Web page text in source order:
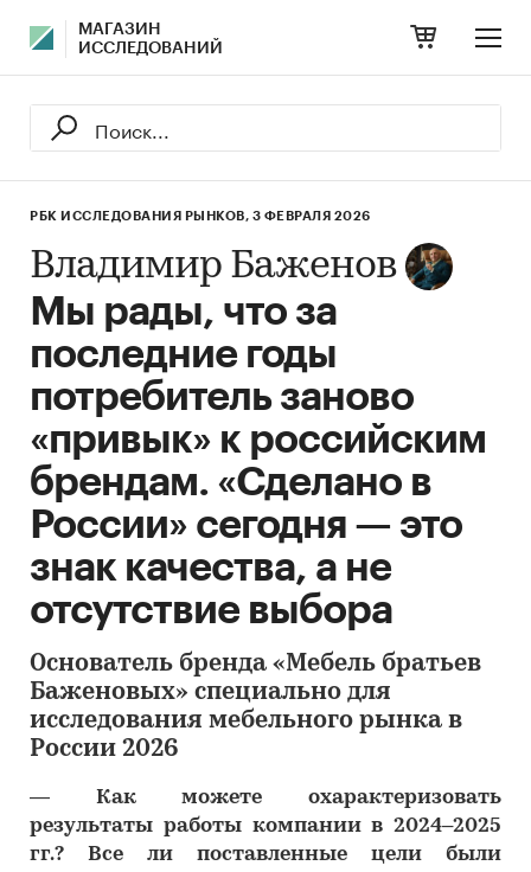
МАГАЗИН
ИССЛЕДОВАНИЙ
РБК ИССЛЕДОВАНИЯ РЫНКОВ, 3 ФЕВРАЛЯ 2026
Владимир Баженов
Мы рады, что за
последние годы
потребитель заново
«привык» к российским
брендам. «Сделано в
России» сегодня — это
знак качества, а не
отсутствие выбора
Основатель бренда «Мебель братьев
Баженовых» специально для
исследования мебельного рынка в
России 2026
― Как можете охарактеризовать
результаты работы компании в 2024–2025
гг.? Все ли поставленные цели были